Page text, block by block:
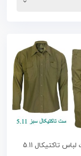
تاکتیکال 5.11